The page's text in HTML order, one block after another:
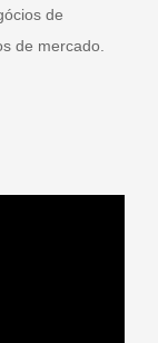
de
de mercado.